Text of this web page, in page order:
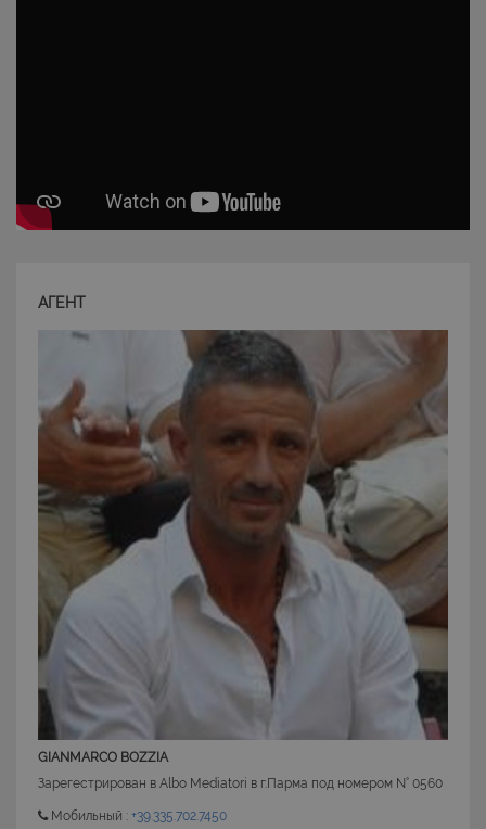
АГЕНТ
GIANMARCO BOZZIA
Зарегестрирован в Albo Mediatori в г.Парма под номером N° 0560
Мобильный : +39.335.702.7450
CookieScriptConsent
CookieScript
www.latuacasainsardegna.com
giorni